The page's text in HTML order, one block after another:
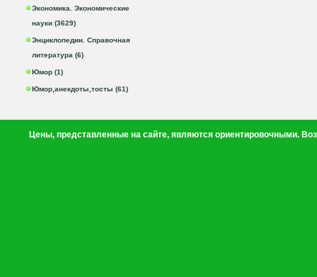
Экономика. Экономические
науки (3629)
Энциклопедии. Справочная
литература (6)
Юмор (1)
Юмор,анекдоты,тосты (61)
Цены, представленные на сайте, являются ориентировочными.